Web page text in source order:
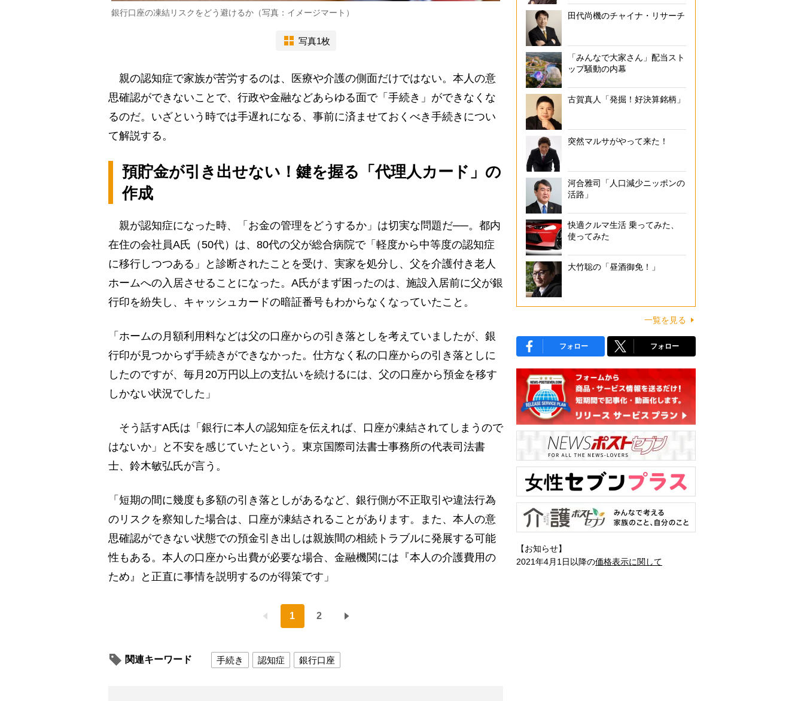
銀行口座の凍結リスクをどう避けるか（写真：イメージマート）
写真1枚
親の認知症で家族が苦労するのは、医療や介護の側面だけではない。本人の意
思確認ができないことで、行政や金融などあらゆる面で「手続き」ができなくな
るのだ。いざという時では手遅れになる、事前に済ませておくべき手続きについ
て解説する。
預貯金が引き出せない！鍵を握る「代理人カード」の
作成
親が認知症になった時、「お金の管理をどうするか」は切実な問題だ──。都内
在住の会社員A氏（50代）は、80代の父が総合病院で「軽度から中等度の認知症
に移行しつつある」と診断されたことを受け、実家を処分し、父を介護付き老人
ホームへの入居させることになった。A氏がまず困ったのは、施設入居前に父が銀
行印を紛失し、キャッシュカードの暗証番号もわからなくなっていたこと。
「ホームの月額利用料などは父の口座からの引き落としを考えていましたが、銀
行印が見つからず手続きができなかった。仕方なく私の口座からの引き落としに
したのですが、毎月20万円以上の支払いを続けるには、父の口座から預金を移す
しかない状況でした」
そう話すA氏は「銀行に本人の認知症を伝えれば、口座が凍結されてしまうので
はないか」と不安を感じていたという。東京国際司法書士事務所の代表司法書
士、鈴木敏弘氏が言う。
「短期の間に幾度も多額の引き落としがあるなど、銀行側が不正取引や違法行為
のリスクを察知した場合は、口座が凍結されることがあります。また、本人の意
思確認ができない状態での預金引き出しは親族間の相続トラブルに発展する可能
性もある。本人の口座から出費が必要な場合、金融機関には『本人の介護費用の
ため』と正直に事情を説明するのが得策です」
1 2
関連キーワード 手続き 認知症 銀行口座
田代尚機のチャイナ・リサーチ
「みんなで大家さん」配当スト
ップ騒動の内幕
古賀真人「発掘！好決算銘柄」
突然マルサがやって来た！
河合雅司「人口減少ニッポンの
活路」
快適クルマ生活 乗ってみた、
使ってみた
大竹聡の「昼酒御免！」
一覧を見る
フォロー フォロー
【お知らせ】
2021年4月1日以降の価格表示に関して